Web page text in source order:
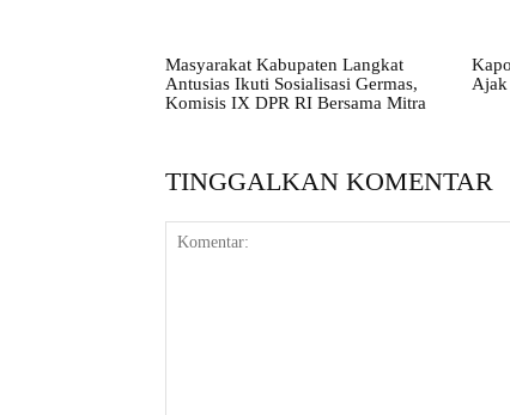
Masyarakat Kabupaten Langkat
Antusias Ikuti Sosialisasi Germas,
Komisis IX DPR RI Bersama Mitra
Ajak
TINGGALKAN KOMENTAR